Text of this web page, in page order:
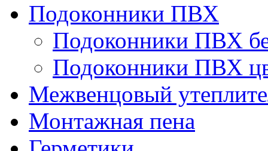
Подоконники ПВХ
Подоконники ПВХ
Подоконники ПВХ
Межвенцовый
Монтажная пена